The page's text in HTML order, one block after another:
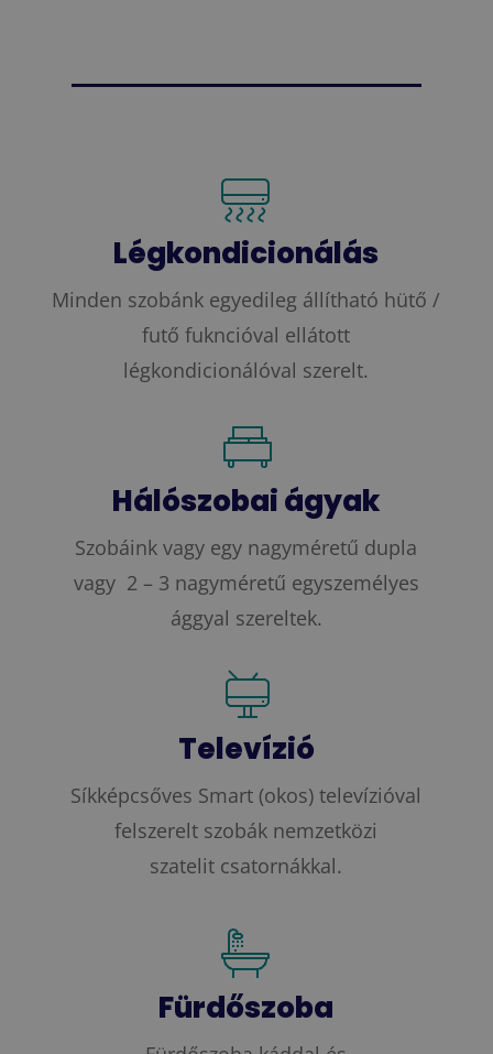
Légkondicionálás
Minden szobánk egyedileg állítható hütő /
futő fukncióval ellátott
légkondicionálóval szerelt.
Hálószobai ágyak
Szobáink vagy egy nagyméretű dupla
vagy 2 – 3 nagyméretű egyszemélyes
ággyal szereltek.
Televízió
Síkképcsőves Smart (okos) televízióval
felszerelt szobák nemzetközi
szatelit csatornákkal.
Fürdőszoba